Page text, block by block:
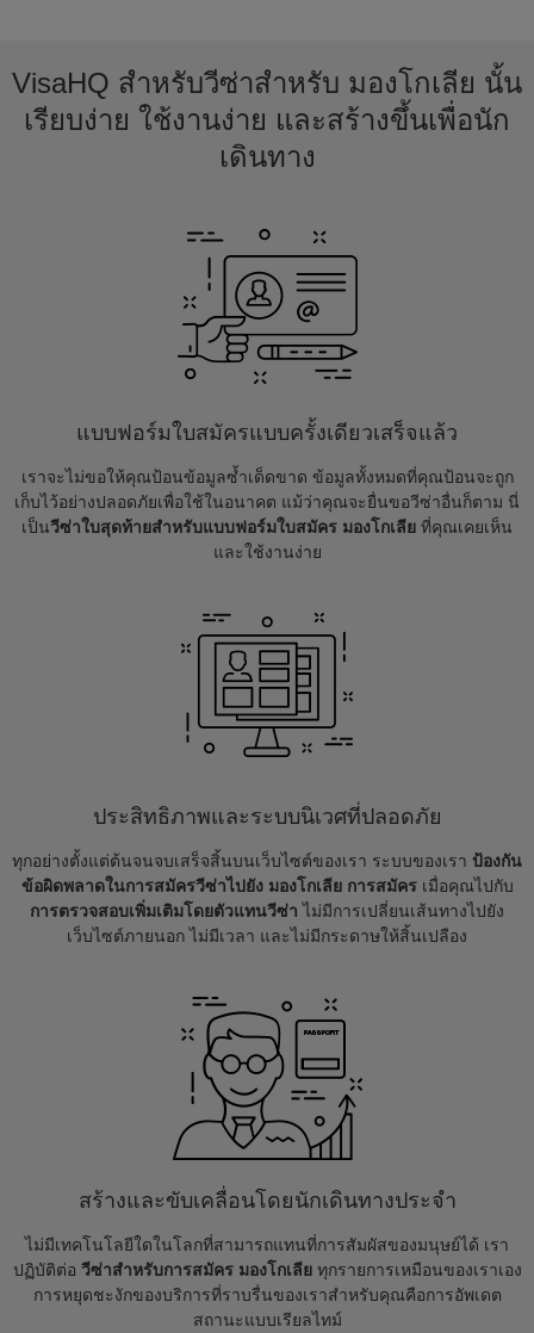
VisaHQ สำหรับวีซ่าสำหรับ มองโกเลีย นั้น
เรียบง่าย ใช้งานง่าย และสร้างขึ้นเพื่อนัก
เดินทาง
แบบฟอร์มใบสมัครแบบครั้งเดียวเสร็จแล้ว
เราจะไม่ขอให้คุณป้อนข้อมูลซ้ำเด็ดขาด ข้อมูลทั้งหมดที่คุณป้อนจะถูก
เก็บไว้อย่างปลอดภัยเพื่อใช้ในอนาคต แม้ว่าคุณจะยื่นขอวีซ่าอื่นก็ตาม นี่
เป็นวีซ่าใบสุดท้ายสำหรับแบบฟอร์มใบสมัคร มองโกเลีย ที่คุณเคยเห็น
และใช้งานง่าย
ประสิทธิภาพและระบบนิเวศที่ปลอดภัย
ทุกอย่างตั้งแต่ต้นจนจบเสร็จสิ้นบนเว็บไซต์ของเรา ระบบของเรา ป้องกัน
ข้อผิดพลาดในการสมัครวีซ่าไปยัง มองโกเลีย การสมัครเมื่อคุณไปกับ
การตรวจสอบเพิ่มเติมโดยตัวแทนวีซ่า ไม่มีการเปลี่ยนเส้นทางไปยัง
เว็บไซต์ภายนอก ไม่มีเวลา และไม่มีกระดาษให้สิ้นเปลือง
สร้างและขับเคลื่อนโดยนักเดินทางประจำ
ไม่มีเทคโนโลยีใดในโลกที่สามารถแทนที่การสัมผัสของมนุษย์ได้ เรา
ปฏิบัติต่อ วีซ่าสำหรับการสมัคร มองโกเลียทุกรายการเหมือนของเราเอง
การหยุดชะงักของบริการที่ราบรื่นของเราสำหรับคุณคือการอัพเดต
สถานะแบบเรียลไทม์